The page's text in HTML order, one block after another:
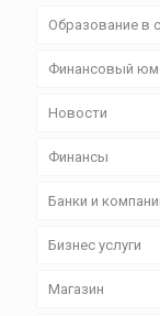
Образование в
Финансовый
Новости
Финансы
Банки и
Бизнес уcлуги
Магазин